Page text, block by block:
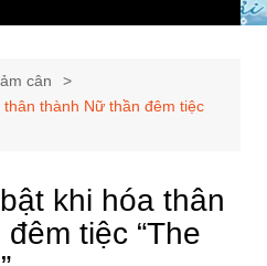
cân
thành Nữ thần đêm tiệc
khi hóa thân
tiệc “The